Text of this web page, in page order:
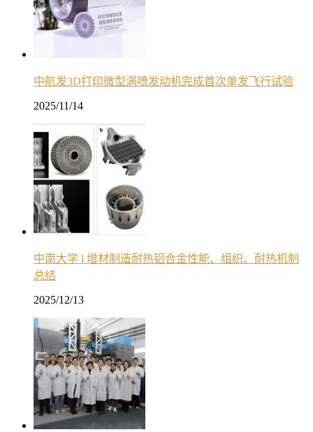
中航发3D打印微型涡喷发动机完成首次单发飞行试验
2025/11/14
中南大学 l 增材制造耐热铝合金性能、组织、耐热机制
总结
2025/12/13